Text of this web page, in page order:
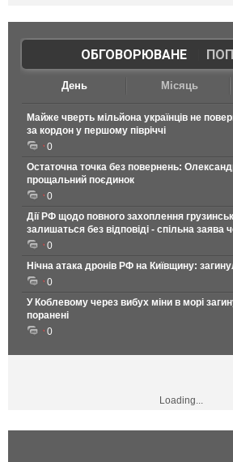
ОБГОВОРЮВАНЕ|
День Місяць
Майже чверть мільйона українців не
за кордон у першому півріччі
0
Остаточна точка без повернень:
прощальний поєдинок
0
Дії РФ щодо повного захоплення
залишаться без відповіді - спільна заява
0
Нічна атака дронів РФ на Київщину:
0
У Коблевому через вибух міни в морі
поранені
0
Loading...